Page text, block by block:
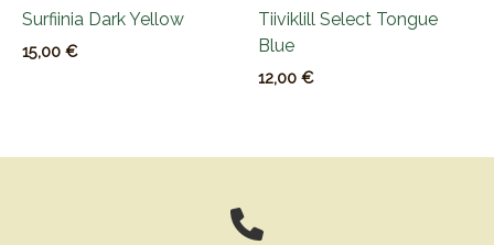
Surfiinia Dark Yellow
15,00 €
Tiiviklill Select Tongue
Blue
12,00 €